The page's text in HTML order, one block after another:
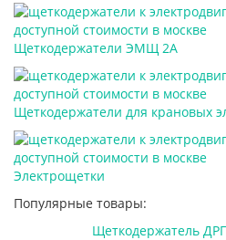
Щеткодержатели ЭМЩ 2А
Щеткодержатели для крановых
Электрощетки
Популярные товары:
Щеткодержатель